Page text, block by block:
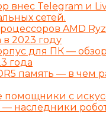
внес Telegram и
сетей.
AMD
в 2023 году
для ПК —
года
память — в чем
помощники с
— наследники